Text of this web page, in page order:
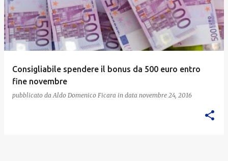
Consigliabile spendere il bonus da 500 euro entro
fine novembre
pubblicato da Aldo Domenico Ficara in data novembre 24, 2016